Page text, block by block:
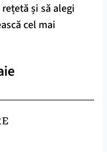
și să alegi
cel mai